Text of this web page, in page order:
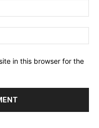
in this browser for the